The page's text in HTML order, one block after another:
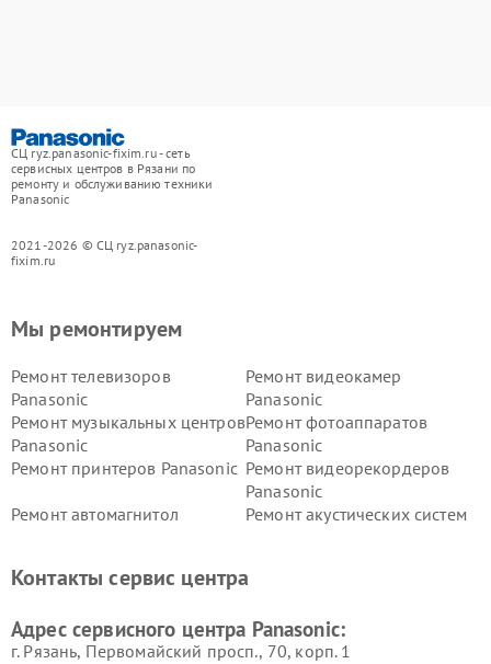
СЦ ryz.panasonic-fixim.ru - сеть
сервисных центров в Рязани по
ремонту и обслуживанию техники
Panasonic
2021-2026 © СЦ ryz.panasonic-
fixim.ru
Мы ремонтируем
Ремонт телевизоров
Panasonic
Ремонт видеокамер
Panasonic
Ремонт музыкальных центров
Panasonic
Ремонт фотоаппаратов
Panasonic
Ремонт принтеров Panasonic Ремонт видеорекордеров
Panasonic
Ремонт автомагнитол
Ремонт акустических систем
панелей Panasonic
Контакты сервис центра
Адрес сервисного центра Panasonic:
г. Рязань, Первомайский просп., 70, корп. 1